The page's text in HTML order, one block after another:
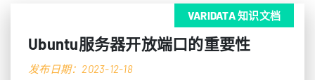
VARIDATA 知识文档
Ubuntu服务器开放端口的重要性
发布日期：2023-12-18